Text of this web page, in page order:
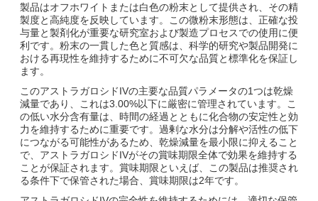
製品はオフホワイトまたは白色の粉末として提供され、その精
製度と高純度を反映しています。この微粉末形態は、正確な投
与量と製剤化が重要な研究室および製造プロセスでの使用に便
利です。粉末の一貫した色と質感は、科学的研究や製品開発に
おける再現性を維持するために不可欠な品質と標準化を保証し
ます。
このアストラガロシドIVの主要な品質パラメータの1つは乾燥
減量であり、これは3.00%以下に厳密に管理されています。こ
の低い水分含有量は、時間の経過とともに化合物の安定性と効
力を維持するために重要です。過剰な水分は分解や活性の低下
につながる可能性があるため、乾燥減量を最小限に抑えること
で、アストラガロシドIVがその賞味期限全体で効果を維持する
ことが保証されます。賞味期限といえば、この製品は推奨され
る条件下で保管された場合、賞味期限は2年です。